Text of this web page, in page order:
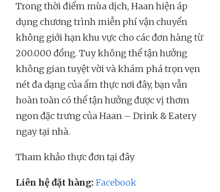
Trong thời điểm mùa dịch, Haan hiện áp
dụng chương trình miễn phí vận chuyển
không giới hạn khu vực cho các đơn hàng từ
200.000 đồng. Tuy không thể tận hưởng
không gian tuyệt vời và khám phá trọn vẹn
nét đa dạng của ẩm thực nơi đây, bạn vẫn
hoàn toàn có thể tận hưởng được vị thơm
ngon đặc trưng của Haan – Drink & Eatery
ngay tại nhà.
Tham khảo thực đơn tại đây
Liên hệ đặt hàng: Facebook